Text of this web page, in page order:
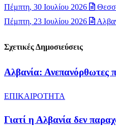
Πέμπτη, 30 Ιουλίου 2026
Πέμπτη, 23 Ιουλίου 2026
Σχετικές Δημοσιεύσεις
Αλβανία: Ανεπανόρθωτες
ΕΠΙΚΑΙΡΟΤΗΤΑ
Γιατί η Αλβανία δεν